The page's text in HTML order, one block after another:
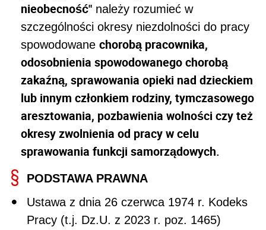
nieobecność" należy rozumieć w
szczególności okresy niezdolności do pracy
spowodowane chorobą pracownika,
odosobnienia spowodowanego chorobą
zakaźną, sprawowania opieki nad dzieckiem
lub innym członkiem rodziny, tymczasowego
aresztowania, pozbawienia wolności czy też
okresy zwolnienia od pracy w celu
sprawowania funkcji samorządowych.
PODSTAWA PRAWNA
Ustawa z dnia 26 czerwca 1974 r. Kodeks
Pracy (t.j. Dz.U. z 2023 r. poz. 1465)